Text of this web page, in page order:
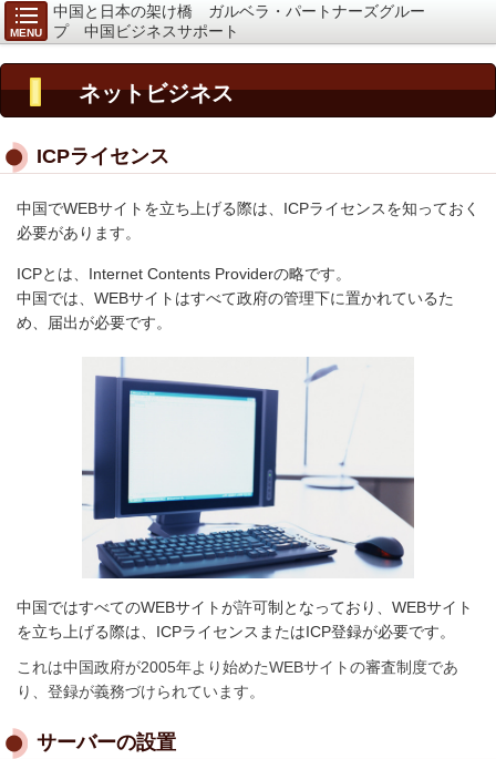
MENU
中国と日本の架け橋 ガルベラ・パートナーズグルー
プ 中国ビジネスサポート
ネットビジネス
ICPライセンス
中国でWEBサイトを立ち上げる際は、ICPライセンスを知っておく
必要があります。
ICPとは、Internet Contents Providerの略です。
中国では、WEBサイトはすべて政府の管理下に置かれているた
め、届出が必要です。
中国ではすべてのWEBサイトが許可制となっており、WEBサイト
を立ち上げる際は、ICPライセンスまたはICP登録が必要です。
これは中国政府が2005年より始めたWEBサイトの審査制度であ
り、登録が義務づけられています。
サーバーの設置